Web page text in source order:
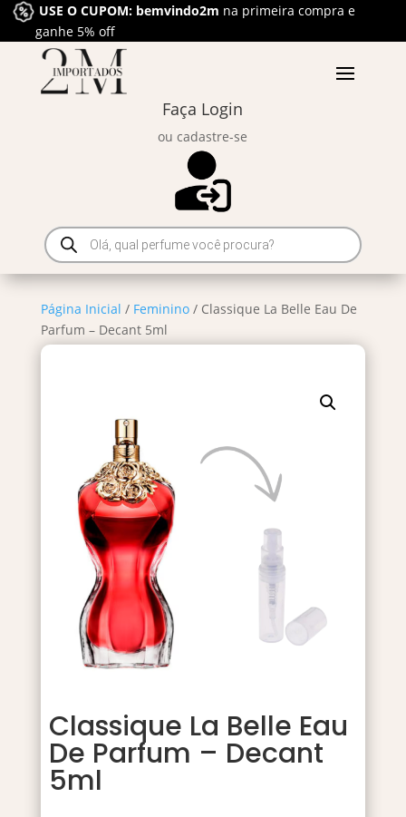
USE O CUPOM: bemvindo2m na primeira compra e
ganhe 5% off
Faça Login
ou cadastre-se
Pesquisar
produtos
Página Inicial / Feminino/ Classique La Belle Eau De
Parfum – Decant 5ml
Classique La Belle Eau
De Parfum – Decant
5ml